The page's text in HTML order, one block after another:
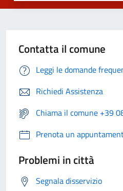
Contatta il comune
Leggi le domande
Richiedi Assistenza
Chiama il comune +39
Prenota un
Problemi in città
Segnala disservizio